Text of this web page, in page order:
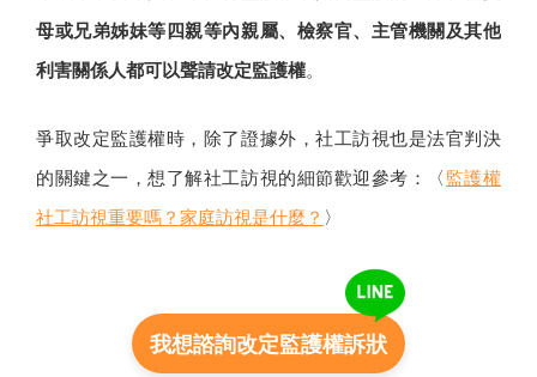
母或兄弟姊妹等四親等內親屬、檢察官、主管機關及其他
利害關係人都可以聲請改定監護權。
爭取改定監護權時，除了證據外，社工訪視也是法官判決
的關鍵之一，想了解社工訪視的細節歡迎參考：〈 監護權
社工訪視重要嗎？家庭訪視是什麼？ 〉
我想諮詢改定監護權訴狀